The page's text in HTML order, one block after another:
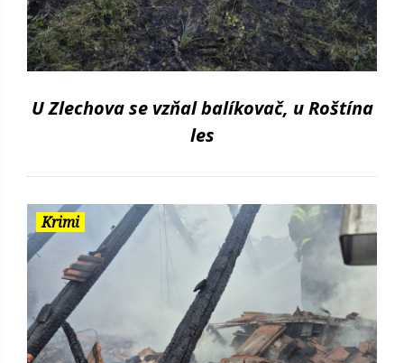
U Zlechova se vzňal balíkovač, u Roštína
les
Krimi